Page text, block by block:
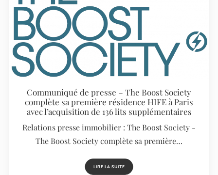
Communiqué de presse – The Boost Society
complète sa première résidence HIFE à Paris
avec l’acquisition de 136 lits supplémentaires
Relations presse immobilier : The Boost Society -
The Boost Society complète sa première…
LIRE LA SUITE